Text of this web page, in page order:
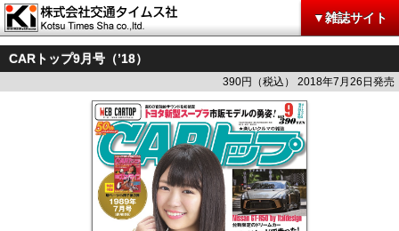
▼雑誌サイト
CARトップ9月号（’18）
390円（税込） 2018年7月26日発売